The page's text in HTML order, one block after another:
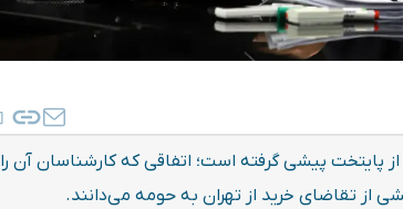
پیشی گرفته است؛ اتفاقی که کارشناسان آن را
از تقاضای خرید از تهران به حومه می‌دانند.